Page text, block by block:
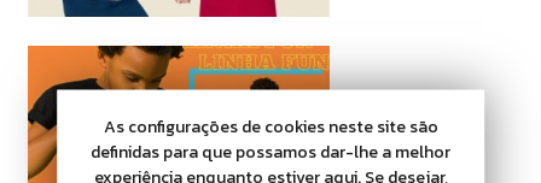
As configurações de cookies neste site são
definidas para que possamos dar-lhe a melhor
experiência enquanto estiver aqui. Se desejar,